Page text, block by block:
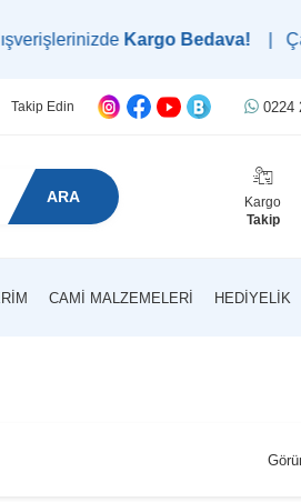
Bedava!| Çağrı Merkezi:
Takip Edin 0224
ARA
Kargo
Takip
CAMI MALZEMELERI HEDIYELIK